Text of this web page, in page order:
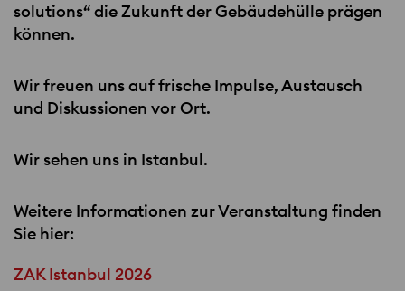
solutions“ die Zukunft der Gebäudehülle prägen
können.
Wir freuen uns auf frische Impulse, Austausch
und Diskussionen vor Ort.
Wir sehen uns in Istanbul.
Weitere Informationen zur Veranstaltung finden
Sie hier:
ZAK Istanbul 2026